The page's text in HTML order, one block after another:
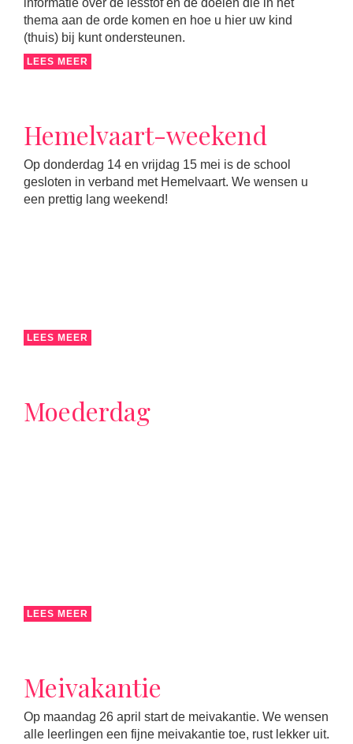
informatie over de lesstof en de doelen die in het
thema aan de orde komen en hoe u hier uw kind
(thuis) bij kunt ondersteunen.
LEES MEER
Hemelvaart-weekend
Op donderdag 14 en vrijdag 15 mei is de school
gesloten in verband met Hemelvaart. We wensen u
een prettig lang weekend!
LEES MEER
Moederdag
LEES MEER
Meivakantie
Op maandag 26 april start de meivakantie. We wensen
alle leerlingen een fijne meivakantie toe, rust lekker uit.